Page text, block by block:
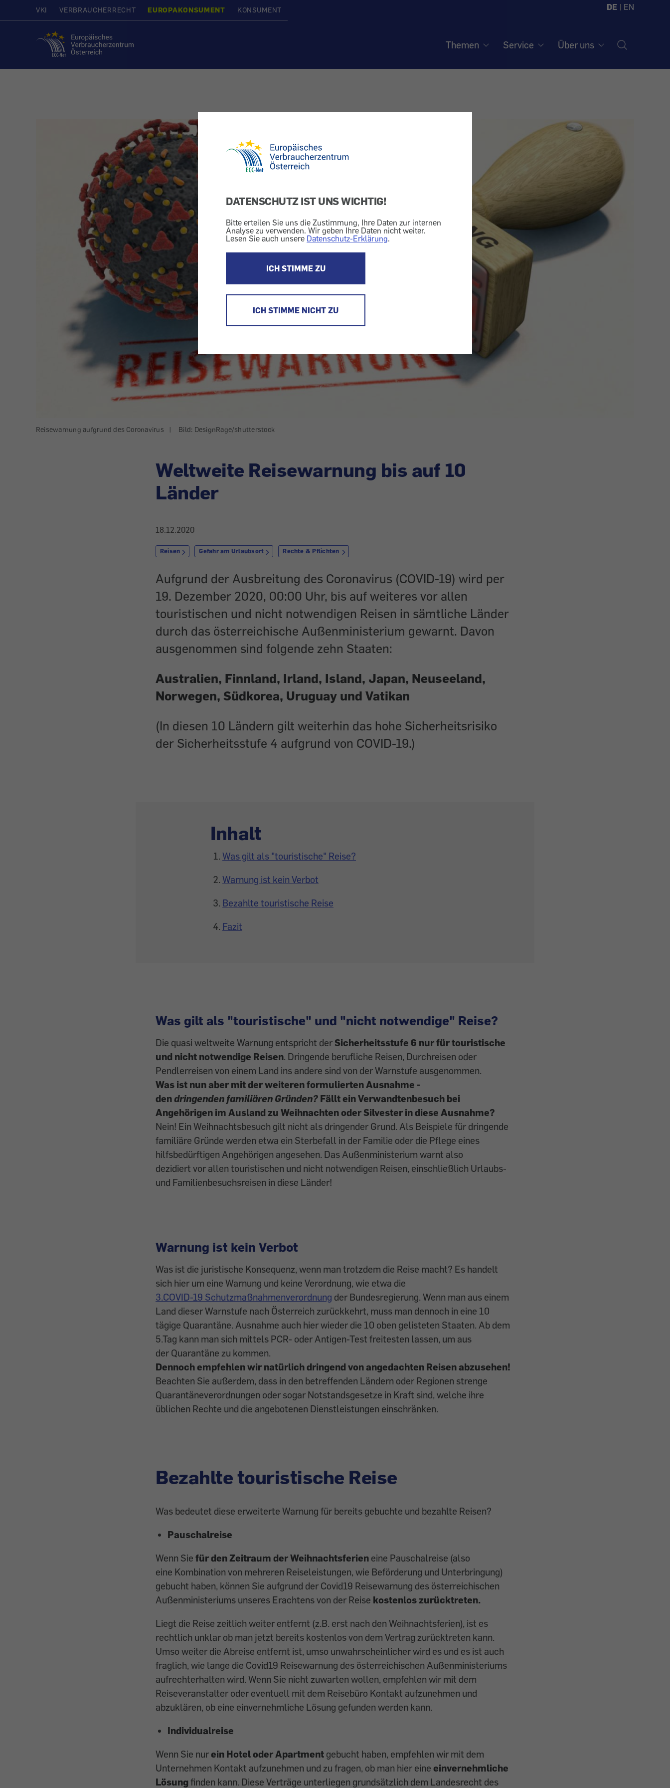
DATENSCHUTZ IST UNS WICHTIG!
Bitte erteilen Sie uns die Zustimmung, Ihre Daten zur internen
Analyse zu verwenden. Wir geben Ihre Daten nicht weiter.
Lesen Sie auch unsere Datenschutz-Erklärung.
ICH STIMME ZU
ICH STIMME NICHT ZU
VKI VERBRAUCHERRECHT EUROPAKONSUMENT KONSUMENT DE | EN
Startseite
Themen Service Über uns
Reisewarnung aufgrund des Coronavirus | Bild: DesignRage/shutterstock
Weltweite Reisewarnung bis auf 10
Länder
18.12.2020
Reisen Gefahr am Urlaubsort Rechte & Pflichten
Aufgrund der Ausbreitung des Coronavirus (COVID-19) wird per
19. Dezember 2020, 00:00 Uhr, bis auf weiteres vor allen
touristischen und nicht notwendigen Reisen in sämtliche Länder
durch das österreichische Außenministerium gewarnt. Davon
ausgenommen sind folgende zehn Staaten:
Australien, Finnland, Irland, Island, Japan, Neuseeland,
Norwegen, Südkorea, Uruguay und Vatikan
(In diesen 10 Ländern gilt weiterhin das hohe Sicherheitsrisiko
der Sicherheitsstufe 4 aufgrund von COVID-19.)
Inhalt
Was gilt als "touristische" Reise?
Warnung ist kein Verbot
Bezahlte touristische Reise
Fazit
Was gilt als "touristische" und "nicht notwendige" Reise?
Die quasi weltweite Warnung entspricht derSicherheitsstufe 6 nur für touristische
und nicht notwendige Reisen. Dringende berufliche Reisen, Durchreisen oder
Pendlerreisen von einem Land ins andere sind von der Warnstufe ausgenommen.
Was ist nun aber mit der weiteren formulierten Ausnahme -
dendringenden familiären Gründen? Fällt ein Verwandtenbesuch bei
Angehörigen im Ausland zu Weihnachten oder Silvester in diese Ausnahme?
Nein! Ein Weihnachtsbesuch gilt nicht als dringender Grund. Als Beispiele für dringende
familiäre Gründe werden etwa ein Sterbefall in der Familie oder die Pflege eines
hilfsbedürftigen Angehörigen angesehen. Das Außenministerium warnt also
dezidiert vor allen touristischen und nicht notwendigen Reisen, einschließlich Urlaubs-
und Familienbesuchsreisen in diese Länder!
Warnung ist kein Verbot
Was ist die juristische Konsequenz, wenn man trotzdem die Reise macht? Es handelt
sich hier um eine Warnung und keine Verordnung, wie etwa die
3.COVID-19 Schutzmaßnahmenverordnung der Bundesregierung. Wenn man aus einem
Land dieser Warnstufe nach Österreich zurückkehrt, muss man dennoch in eine 10
tägige Quarantäne. Ausnahme auch hier wieder die 10 oben gelisteten Staaten. Ab dem
5.Tag kann man sich mittels PCR- oder Antigen-Test freitesten lassen, um aus
der Quarantäne zu kommen.
Dennoch empfehlen wir natürlich dringend von angedachten Reisen abzusehen!
Beachten Sie außerdem, dass in den betreffenden Ländern oder Regionen strenge
Quarantäneverordnungen oder sogar Notstandsgesetze in Kraft sind, welche ihre
üblichen Rechte und die angebotenen Dienstleistungen einschränken.
Bezahlte touristische Reise
Was bedeutet diese erweiterte Warnung für bereits gebuchte und bezahlte Reisen?
Pauschalreise
Wenn Sie für den Zeitraum der Weihnachtsferien eine Pauschalreise (also
eine Kombination von mehreren Reiseleistungen, wie Beförderung und Unterbringung)
gebucht haben, können Sie aufgrund der Covid19 Reisewarnung des österreichischen
Außenministeriums unseres Erachtens von der Reise kostenlos zurücktreten.
Liegt die Reise zeitlich weiter entfernt (z.B. erst nach den Weihnachtsferien), ist es
rechtlich unklar ob man jetzt bereits kostenlos von dem Vertrag zurücktreten kann.
Umso weiter die Abreise entfernt ist, umso unwahrscheinlicher wird es und es ist auch
fraglich, wie lange die Covid19 Reisewarnung des österreichischen Außenministeriums
aufrechterhalten wird. Wenn Sie nicht zuwarten wollen, empfehlen wir mit dem
Reiseveranstalter oder eventuell mit dem Reisebüro Kontakt aufzunehmen und
abzuklären, ob eine einvernehmliche Lösung gefunden werden kann.​
Individualreise
Wenn Sie nurein Hotel oder Apartment gebucht haben, empfehlen wir mit dem
Unternehmen Kontakt aufzunehmen und zu fragen, ob man hier eine einvernehmliche
Lösungfinden kann. Diese Verträge unterliegen grundsätzlich dem Landesrecht des